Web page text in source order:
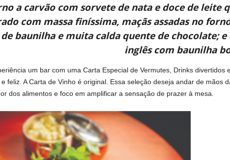
a carvão com sorvete de nata e doce de leite
com massa finíssima, maçãs assadas no
baunilha e muita calda quente de chocolate;
inglês com baunilha
um bar com uma Carta Especial de Vermutes, Drinks
feliz. A Carta de Vinho é original. Essa seleção deseja andar de mãos
dos alimentos e foco em amplificar a sensação de prazer à mesa.